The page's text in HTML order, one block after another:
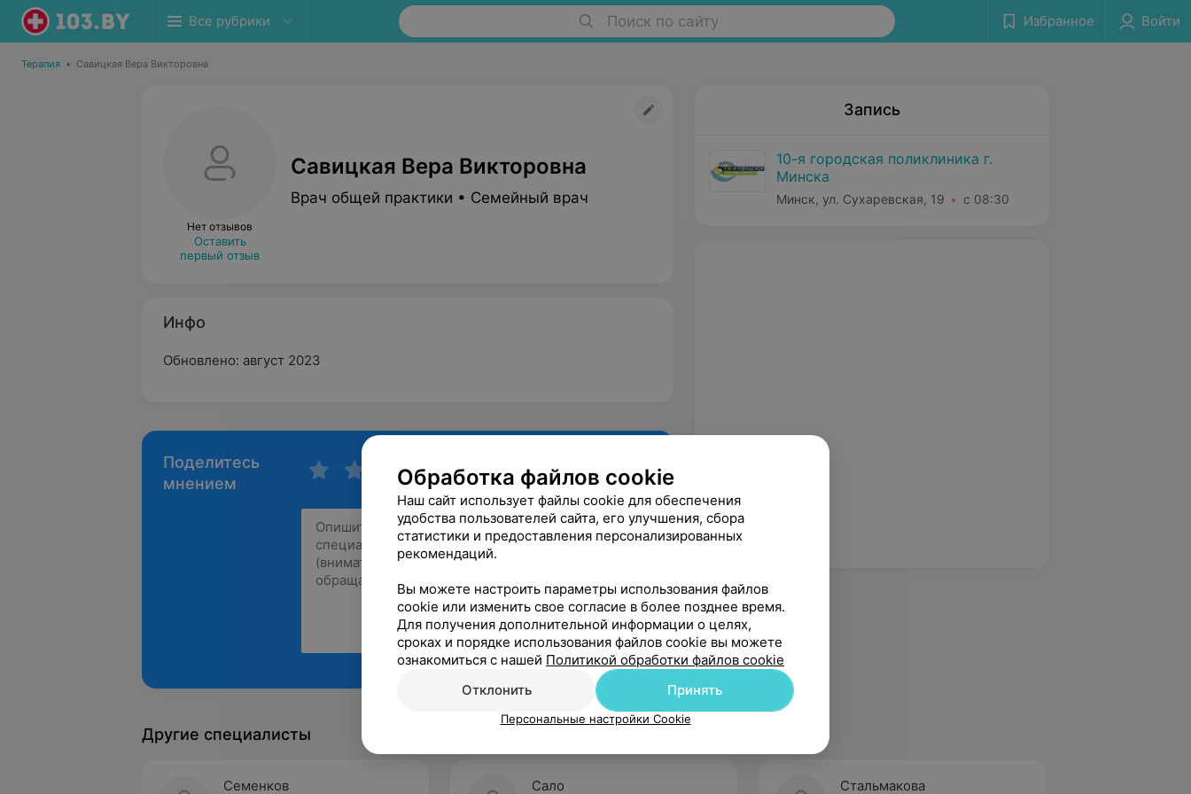
Все рубрики Поиск по сайту Избранное Войти
Терапия • Савицкая Вера Викторовна
Нет отзывов
Оставить
первый отзыв
Савицкая Вера Викторовна
Врач общей практики • Семейный врач
Инфо
Обновлено: август 2023
Поделитесь
мнением
Рекомендую
Запись
10-я городская поликлиника г.
Минска
Минск, ул. Сухаревская, 19 с 08:30
Другие специалисты
Семенков Сало Стальмакова
Обработка файлов cookie
Наш сайт использует файлы cookie для обеспечения
удобства пользователей сайта, его улучшения, сбора
статистики и предоставления персонализированных
рекомендаций.
Вы можете настроить параметры использования файлов
cookie или изменить свое согласие в более позднее время.
Для получения дополнительной информации о целях,
сроках и порядке использования файлов cookie вы можете
ознакомиться с нашей Политикой обработки файлов cookie
Отклонить
Принять
Персональные настройки Cookie